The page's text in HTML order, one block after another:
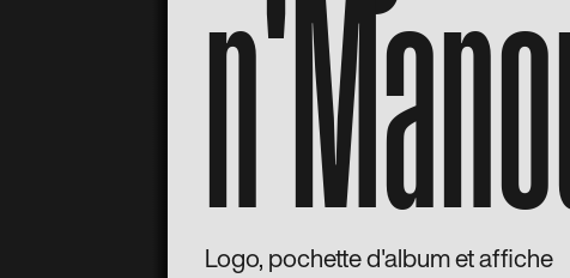
Logo, pochette d'album et affiche